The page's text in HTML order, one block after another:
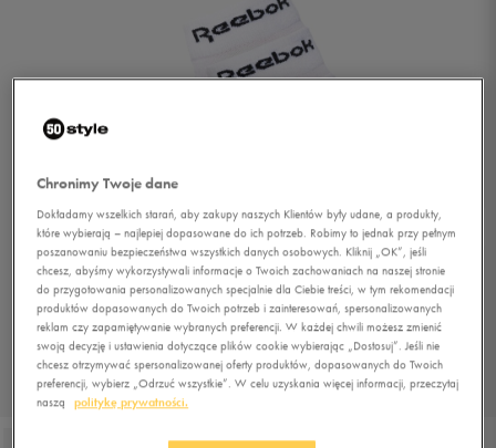
1/2
Chronimy Twoje dane
Dokładamy wszelkich starań, aby zakupy naszych Klientów były udane, a produkty,
które wybierają – najlepiej dopasowane do ich potrzeb. Robimy to jednak przy pełnym
poszanowaniu bezpieczeństwa wszystkich danych osobowych. Kliknij „OK”, jeśli
chcesz, abyśmy wykorzystywali informacje o Twoich zachowaniach na naszej stronie
do przygotowania personalizowanych specjalnie dla Ciebie treści, w tym rekomendacji
produktów dopasowanych do Twoich potrzeb i zainteresowań, spersonalizowanych
reklam czy zapamiętywanie wybranych preferencji. W każdej chwili możesz zmienić
swoją decyzję i ustawienia dotyczące plików cookie wybierając „Dostosuj”. Jeśli nie
chcesz otrzymywać spersonalizowanej oferty produktów, dopasowanych do Twoich
preferencji, wybierz „Odrzuć wszystkie”. W celu uzyskania więcej informacji, przeczytaj
naszą
politykę prywatności.